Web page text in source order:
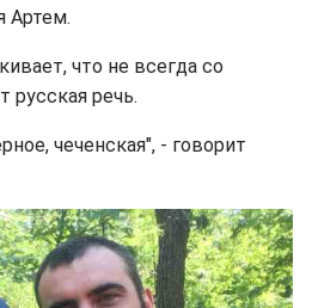
Артем.
что не всегда со
русская речь.
чеченская", - говорит